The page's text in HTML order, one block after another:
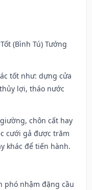
(Bình Tú) Tướng
tốt như: dựng cửa
lợi, tháo nước
chôn cất hay
cưới gả được trăm
khác để tiến hành.
phó nhậm đặng cầu